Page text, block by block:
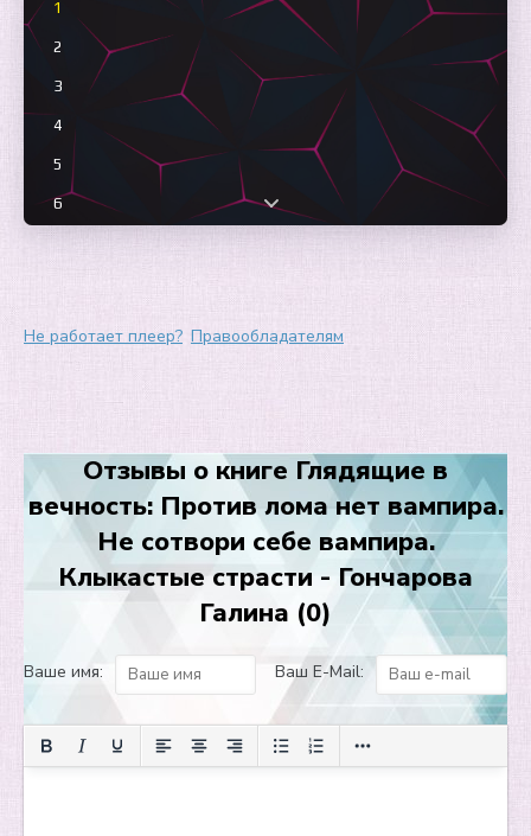
1
2
3
4
5
6
14
18
Не работает плеер? Правообладателям
Отзывы о книге Глядящие в
вечность: Против лома нет вампира.
Не сотвори себе вампира.
Клыкастые страсти - Гончарова
Галина (0)
Ваше имя: Ваш E-Mail: